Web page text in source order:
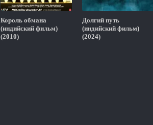
Король обмана
(индийский фильм)
(2010)
Долгий путь
(индийский фильм)
(2024)